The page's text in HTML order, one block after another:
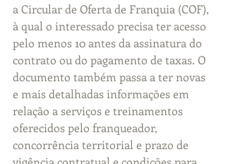
a Circular de Oferta de Franquia (COF),
à qual o interessado precisa ter acesso
pelo menos 10 antes da assinatura do
contrato ou do pagamento de taxas. O
documento também passa a ter novas
e mais detalhadas informações em
relação a serviços e treinamentos
oferecidos pelo franqueador,
concorrência territorial e prazo de